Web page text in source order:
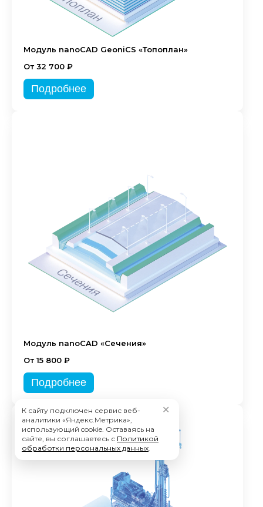
Модуль nanoCAD GeoniCS «Топоплан»
От 32 700 ₽
Подробнее
Модуль nanoCAD «Сечения»
От 15 800 ₽
Подробнее
К сайту подключен сервис веб-
аналитики «Яндекс.Метрика»,
использующий cookie. Оставаясь на
сайте, вы соглашаетесь с Политикой
обработки персональных данных.
✕